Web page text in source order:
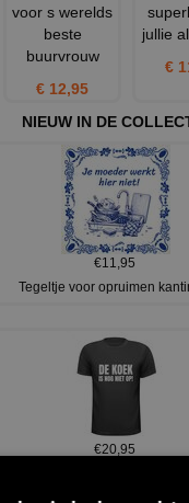
voor s werelds
beste
buurvrouw
€ 12,95
jullie
€
NIEUW IN DE
€11,95
Tegeltje voor opruimen
€20,95